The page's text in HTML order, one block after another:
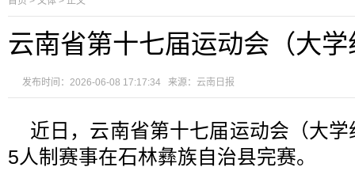
云南省第十七届运动会（大
发布时间：2026-06-08 17:17:34 来源： 云南日报
近日，云南省第十七届运动会（大
5人制赛事在石林彝族自治县完赛。